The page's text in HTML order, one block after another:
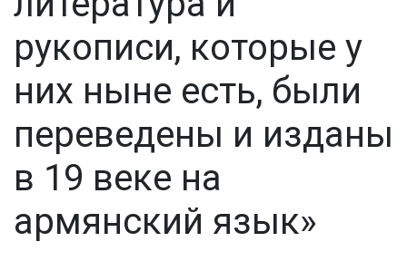
рукописи, которые у
них ныне есть, были
переведены и изданы
в 19 веке на
армянский язык»